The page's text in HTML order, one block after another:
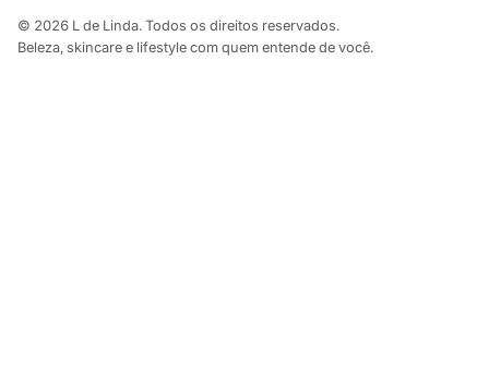
© 2026 L de Linda. Todos os direitos reservados.
Beleza, skincare e lifestyle com quem entende de você.